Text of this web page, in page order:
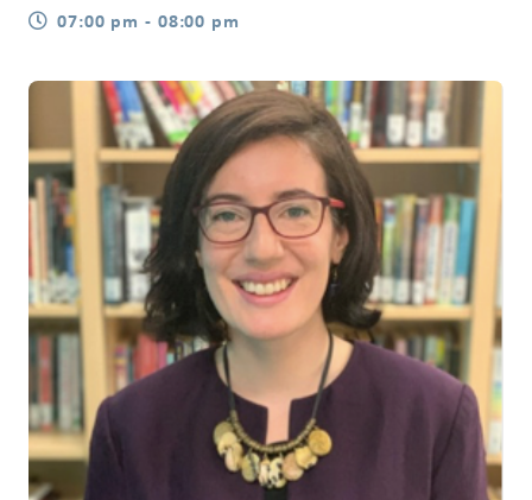
07:00 pm - 08:00 pm